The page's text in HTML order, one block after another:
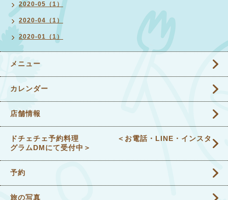
2020-05（1）
2020-04（1）
2020-01（1）
メニュー
カレンダー
店舗情報
ドチェチェ予約料理 ＜お電話・LINE・インスタ
グラムDMにて受付中＞
予約
旅の写真